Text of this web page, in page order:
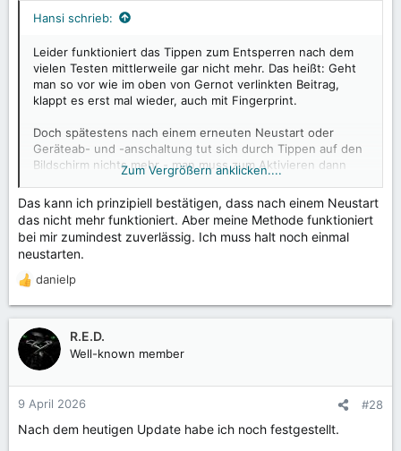
Hansi schrieb:
Leider funktioniert das Tippen zum Entsperren nach dem
vielen Testen mittlerweile gar nicht mehr. Das heißt: Geht
man so vor wie im oben von Gernot verlinkten Beitrag,
klappt es erst mal wieder, auch mit Fingerprint.
Doch spätestens nach einem erneuten Neustart oder
Geräteab- und -anschaltung tut sich durch Tippen auf den
Bildschirm nichts mehr - man muss zum Aktivieren dann
immer die E/A-Taste verwenden (unter Display ->
Sperrbildschirm ist bei mir mittlerweile alles dauerhaft
deaktiviert).
Wird wirklich Zeit, dass die Programmierer hier ernsthaft
was unternehmen. Das Tipp-Problem ist eigentlich auch
der einzige große Mangel, den ich bei diesem Gerät bisher
verdirbt...
Zum Vergrößern anklicken....
Das kann ich prinzipiell bestätigen, dass nach einem Neustart
das nicht mehr funktioniert. Aber meine Methode funktioniert
bei mir zumindest zuverlässig. Ich muss halt noch einmal
neustarten.
R
e
a
k
t
o
n
n
danielp
R.E.D.
Well-known member
9 April 2026 #28
Nach dem heutigen Update habe ich noch festgestellt.